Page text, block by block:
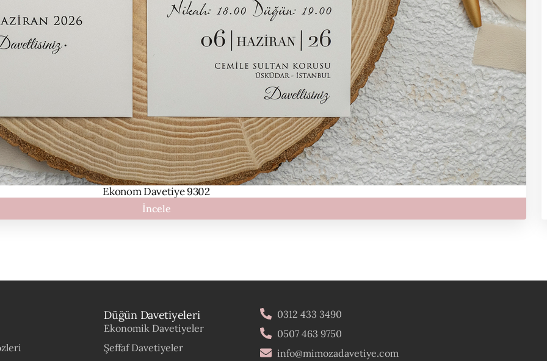
Ekonom Davetiye 9302
İncele
Düğün Davetiyeleri
Ekonomik Davetiyeler
Şeffaf Davetiyeler
0312 433 3490
0507 463 9750
info@mimozadavetiye.com